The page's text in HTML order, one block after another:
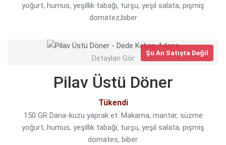
yoğurt, humus, yeşillik tabağı, turşu, yeşil salata, pişmiş
domatez,biber
Detayları Gör
Şu An Satışta Değil
Pilav Üstü Döner
Tükendi
150 GR Dana-kuzu yaprak et. Makarna, mantar, süzme
yoğurt, humus, yeşillik tabağı, turşu, yeşil salata, pişmiş
domates, biber.